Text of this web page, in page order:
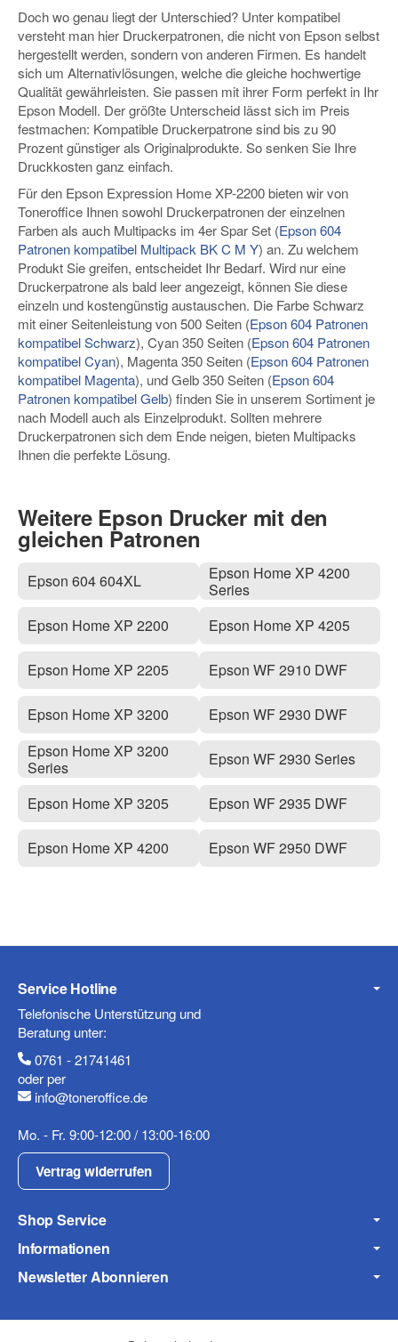
Doch wo genau liegt der Unterschied? Unter kompatibel
versteht man hier Druckerpatronen, die nicht von Epson selbst
hergestellt werden, sondern von anderen Firmen. Es handelt
sich um Alternativlösungen, welche die gleiche hochwertige
Qualität gewährleisten. Sie passen mit ihrer Form perfekt in Ihr
Epson Modell. Der größte Unterscheid lässt sich im Preis
festmachen: Kompatible Druckerpatrone sind bis zu 90
Prozent günstiger als Originalprodukte. So senken Sie Ihre
Druckkosten ganz einfach.
Für den Epson Expression Home XP-2200 bieten wir von
Toneroffice Ihnen sowohl Druckerpatronen der einzelnen
Farben als auch Multipacks im 4er Spar Set (Epson 604
Patronen kompatibel Multipack BK C M Y) an. Zu welchem
Produkt Sie greifen, entscheidet Ihr Bedarf. Wird nur eine
Druckerpatrone als bald leer angezeigt, können Sie diese
einzeln und kostengünstig austauschen. Die Farbe Schwarz
mit einer Seitenleistung von 500 Seiten (Epson 604 Patronen
kompatibel Schwarz), Cyan 350 Seiten (Epson 604 Patronen
kompatibel Cyan), Magenta 350 Seiten (Epson 604 Patronen
kompatibel Magenta), und Gelb 350 Seiten (Epson 604
Patronen kompatibel Gelb) finden Sie in unserem Sortiment je
nach Modell auch als Einzelprodukt. Sollten mehrere
Druckerpatronen sich dem Ende neigen, bieten Multipacks
Ihnen die perfekte Lösung.
Weitere Epson Drucker mit den
gleichen Patronen
Epson 604 604XL
Epson Home XP 2200
Epson Home XP 2205
Epson Home XP 3200
Epson Home XP 3200
Series
Epson Home XP 3205
Epson Home XP 4200
Epson Home XP 4200
Series
Epson Home XP 4205
Epson WF 2910 DWF
Epson WF 2930 DWF
Epson WF 2930 Series
Epson WF 2935 DWF
Epson WF 2950 DWF
Service Hotline
Telefonische Unterstützung und
Beratung unter:
0761 - 21741461
oder per
info@toneroffice.de
Mo. - Fr. 9:00-12:00 / 13:00-16:00
Vertrag widerrufen
Shop Service
Informationen
Newsletter Abonnieren